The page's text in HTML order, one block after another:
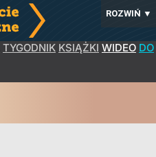
ROZWIŃ ▼
TYGODNIK KSIĄŻKI WIDEO DO